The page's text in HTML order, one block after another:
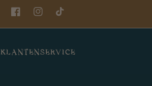
FacebookInstagram
TikTok
KLANTENSERVICE